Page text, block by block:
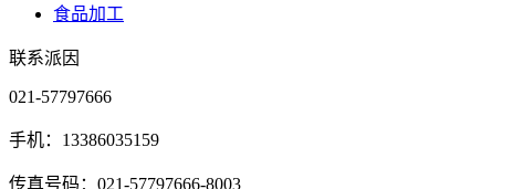
食品加工
联系派因
021-57797666
手机：13386035159
传真号码：021-57797666-8003